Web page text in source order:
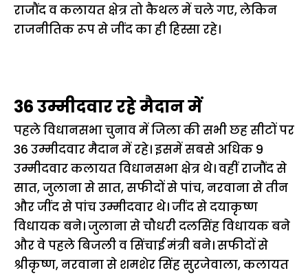
राजौंद व कलायत क्षेत्र तो कैथल में चले गए, लेकिन
राजनीतिक रूप से जींद का ही हिस्सा रहे।
36 उम्मीदवार रहे मैदान में
पहले विधानसभा चुनाव में जिला की सभी छह सीटों पर
36 उम्मीदवार मैदान में रहे। इसमें सबसे अधिक 9
उम्मीदवार कलायत विधानसभा क्षेत्र थे। वहीं राजौंद से
सात, जुलाना से सात, सफीदों से पांच, नरवाना से तीन
और जींद से पांच उम्मीदवार थे। जींद से दयाकृष्ण
विधायक बने। जुलाना से चौधरी दलसिंह विधायक बने
और वे पहले बिजली व सिंचाई मंत्री बने। सफीदों से
श्रीकृष्ण, नरवाना से शमशेर सिंह सुरजेवाला, कलायत